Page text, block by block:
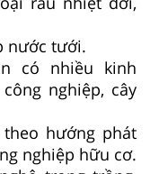
nước tưới.
có nhiều kinh
nghiệp, cây
hướng phát
nghiệp hữu cơ.